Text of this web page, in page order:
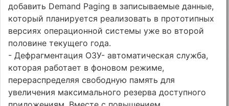
добавить Demand Paging в записываемые данные,
который планируется реализовать в прототипных
версиях операционной системы уже во второй
половине текущего года.
- Дефрагментация ОЗУ- автоматическая служба,
которая работает в фоновом режиме,
перераспределяя свободную память для
увеличения максимального резерва доступного